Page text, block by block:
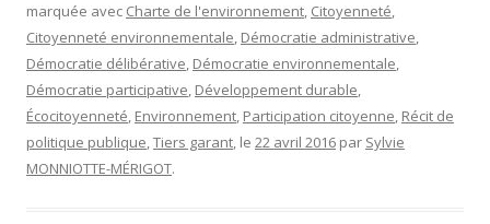
marquée avec Charte de l'environnement, Citoyenneté,
Citoyenneté environnementale, Démocratie administrative,
Démocratie délibérative, Démocratie environnementale,
Démocratie participative, Développement durable,
Écocitoyenneté, Environnement, Participation citoyenne, Récit de
politique publique,Tiers garant, le 22 avril 2016 par Sylvie
MONNIOTTE-MÉRIGOT.